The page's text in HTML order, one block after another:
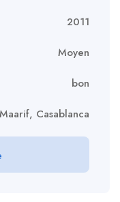
2011
Moyen
bon
Maarif, Casablanca